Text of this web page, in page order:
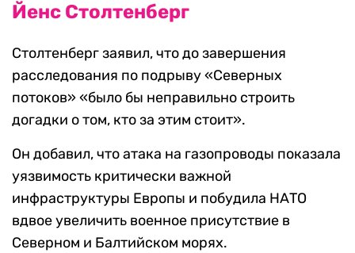
Йенс Столтенберг
Столтенберг заявил, что до завершения
расследования по подрыву «Северных
потоков» «было бы неправильно строить
догадки о том, кто за этим стоит».
Он добавил, что атака на газопроводы показала
уязвимость критически важной
инфраструктуры Европы и побудила НАТО
вдвое увеличить военное присутствие в
Северном и Балтийском морях.